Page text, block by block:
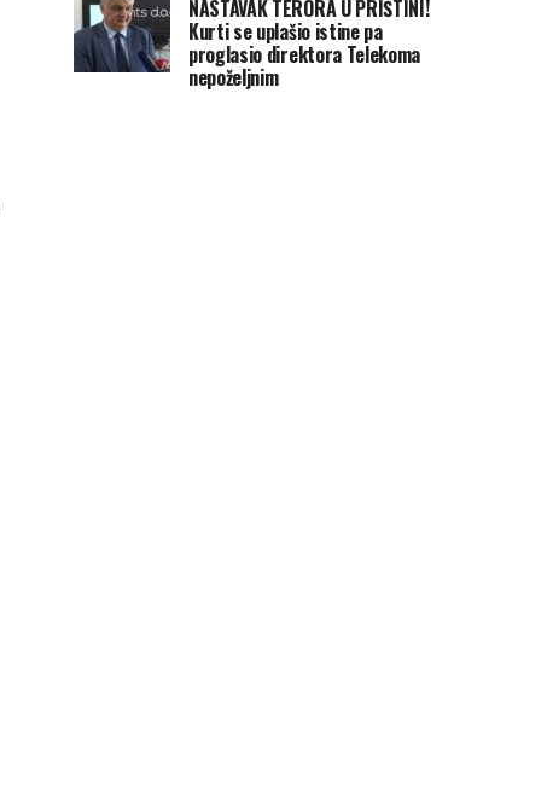
NASTAVAK TERORA U PRIŠTINI!
Kurti se uplašio istine pa
proglasio direktora Telekoma
nepoželjnim